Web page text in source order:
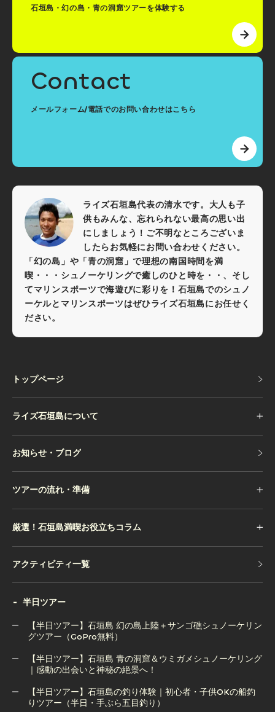
石垣島・幻の島・青の洞窟ツアーを体験する
Contact
メールフォーム/電話でのお問い合わせはこちら
ライズ石垣島代表の清水です。大人も子
供もみんな、忘れられない最高の思い出
にしましょう！ご不明なところございま
したらお気軽にお問い合わせください。
「幻の島」や「青の洞窟」で理想の南国時間を満
喫・・・シュノーケリングで癒しのひと時を・・、そし
てマリンスポーツで海遊びに彩りを！石垣島でのシュノ
ーケルとマリンスポーツはぜひライズ石垣島にお任せく
ださい。
トップページ
ライズ石垣島について
お知らせ・ブログ
ツアーの流れ・準備
厳選！石垣島満喫お役立ちコラム
アクティビティ一覧
半日ツアー
【半日ツアー】石垣島 幻の島上陸＋サンゴ礁シュノーケリン
グツアー（GoPro無料）
【半日ツアー】石垣島 幻の島上陸＋サンゴ礁シュノーケリン
グツアー（GoPro無料）
【半日ツアー】石垣島 青の洞窟＆ウミガメシュノーケリング
｜感動の出会いと神秘の絶景へ！
【半日ツアー】石垣島 青の洞窟＆ウミガメシュノーケリング
【半日ツアー】石垣島の釣り体験｜初心者・子供OKの船釣
りツアー（半日・手ぶら五目釣り）